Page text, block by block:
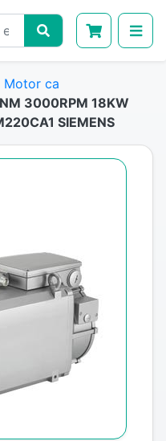
Motor ca
3000RPM 18KW
SIEMENS